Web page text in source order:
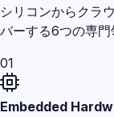
シリコンからクラ
バーする6つの専門
01
Embedded